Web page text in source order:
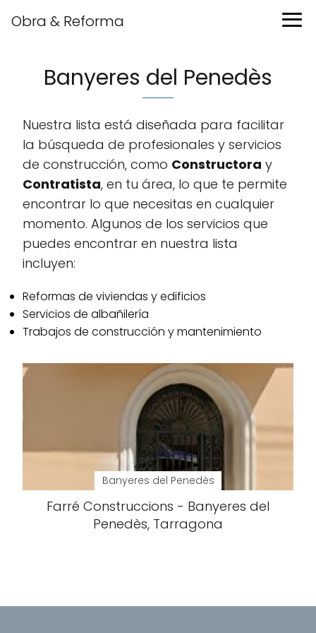
Obra & Reforma
Banyeres del Penedès
Nuestra lista está diseñada para facilitar
la búsqueda de profesionales y servicios
de construcción, como Constructora y
Contratista, en tu área, lo que te permite
encontrar lo que necesitas en cualquier
momento. Algunos de los servicios que
puedes encontrar en nuestra lista
incluyen:
Reformas de viviendas y edificios
Servicios de albañilería
Trabajos de construcción y mantenimiento
Banyeres del Penedès
Farré Construccions - Banyeres del
Penedès, Tarragona